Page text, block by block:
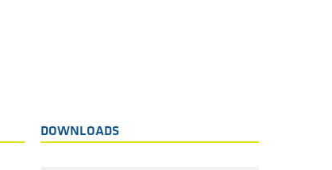
DOWNLOADS